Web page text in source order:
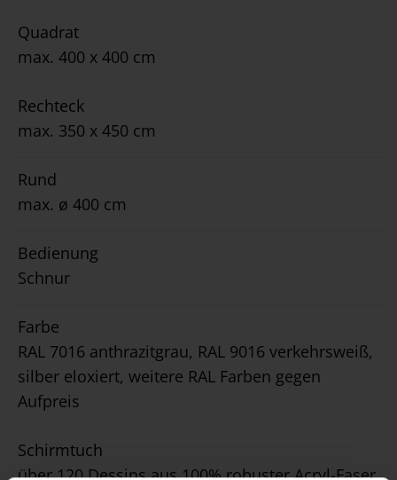
Quadrat
max. 400 x 400 cm
Rechteck
max. 350 x 450 cm
Rund
max. ø 400 cm
Bedienung
Schnur
Farbe
RAL 7016 anthrazitgrau, RAL 9016 verkehrsweiß,
silber eloxiert, weitere RAL Farben gegen
Aufpreis
Schirmtuch
über 120 Dessins aus 100% robuster Acryl-Faser